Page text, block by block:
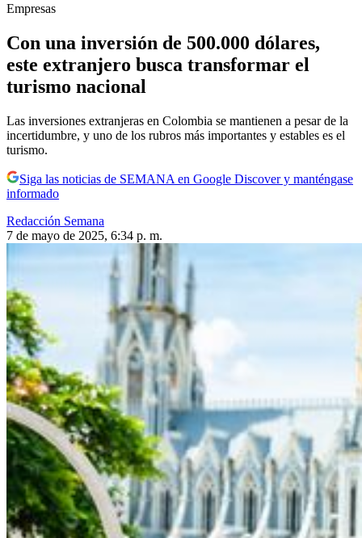
Empresas
Con una inversión de 500.000 dólares,
este extranjero busca transformar el
turismo nacional
Las inversiones extranjeras en Colombia se mantienen a pesar de la
incertidumbre, y uno de los rubros más importantes y estables es el
turismo.
Siga las noticias de SEMANA en Google Discover y manténgase
informado
Redacción Semana
7 de mayo de 2025, 6:34 p. m.